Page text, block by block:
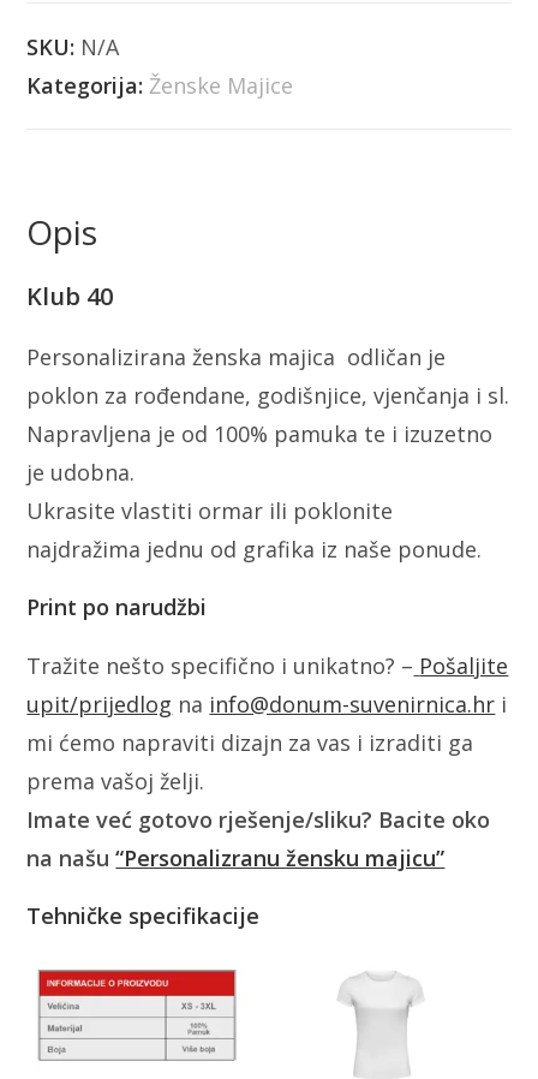
SKU: N/A
Kategorija: Ženske Majice
Opis
Klub 40
Personalizirana ženska majica odličan je
poklon za rođendane, godišnjice, vjenčanja i sl.
Napravljena je od 100% pamuka te i izuzetno
je udobna.
Ukrasite vlastiti ormar ili poklonite
najdražima jednu od grafika iz naše ponude.
Print po narudžbi
Tražite nešto specifično i unikatno? – Pošaljite
upit/prijedlog na info@donum-suvenirnica.hr i
mi ćemo napraviti dizajn za vas i izraditi ga
prema vašoj želji.
Imate već gotovo rješenje/sliku? Bacite oko
na našu“Personalizranu žensku majicu”
Tehničke specifikacije